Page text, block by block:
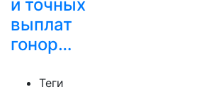
и точных
выплат
гонор…
Теги